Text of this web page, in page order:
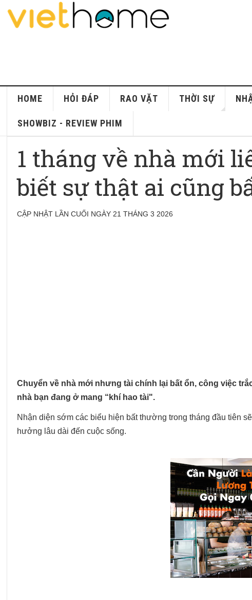
HOME HỎI ĐÁP RAO VẶT THỜI SỰ
SHOWBIZ - REVIEW PHIM
1 tháng về nhà mới
biết sự thật ai cũng
CẬP NHẬT LẦN CUỐI NGÀY 21 THÁNG 3 2026
Chuyển về nhà mới nhưng tài chính lại bất ổn, công việc
nhà bạn đang ở mang “khí hao tài".
Nhận diện sớm các biểu hiện bất thường trong tháng đầu tiên
hưởng lâu dài đến cuộc sống.